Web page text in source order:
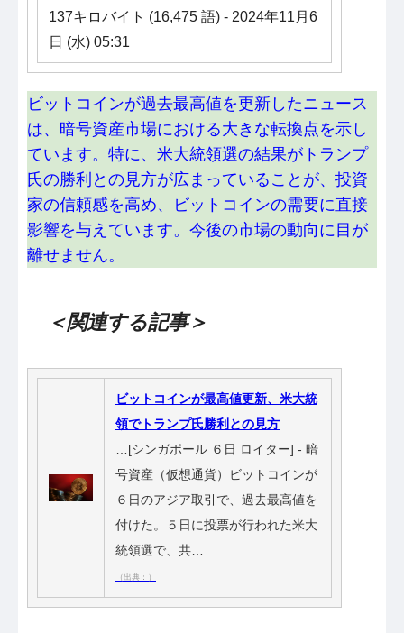
137キロバイト (16,475 語) - 2024年11月6
日 (水) 05:31
ビットコインが過去最高値を更新したニュース
は、暗号資産市場における大きな転換点を示し
ています。特に、米大統領選の結果がトランプ
氏の勝利との見方が広まっていることが、投資
家の信頼感を高め、ビットコインの需要に直接
影響を与えています。今後の市場の動向に目が
離せません。
＜関連する記事＞
ビットコインが最高値更新、米大統
領でトランプ氏勝利との見方
…[シンガポール ６日 ロイター] - 暗
号資産（仮想通貨）ビットコインが
６日のアジア取引で、過去最高値を
付けた。５日に投票が行われた米大
統領選で、共…
（出典：）